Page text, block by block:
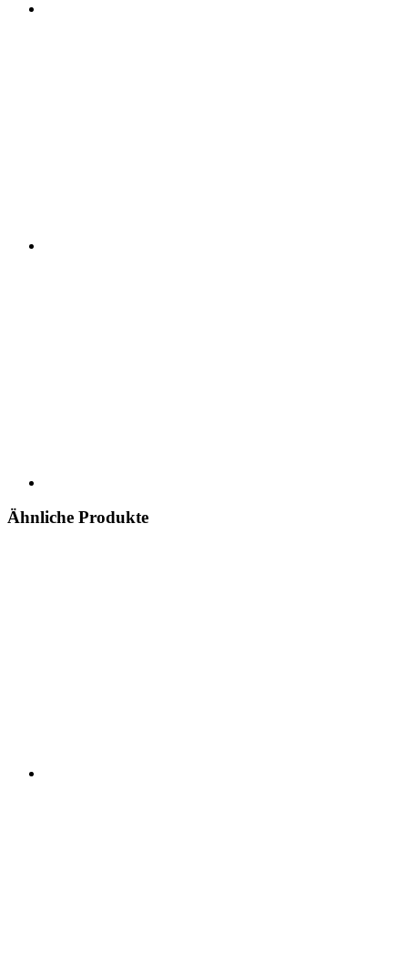
Ähnliche Produkte